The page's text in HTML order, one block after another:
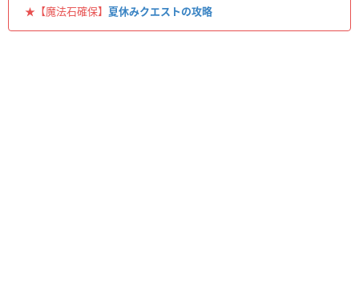
★【魔法石確保】 夏休みクエストの攻略